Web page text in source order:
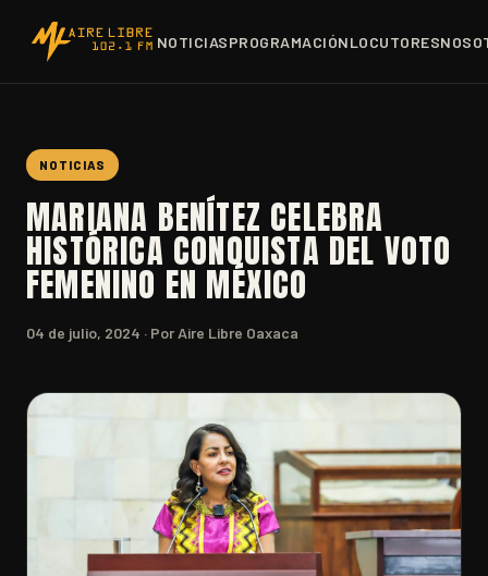
NOTICIASPROGRAMACIÓNLOCUTORES
NOTICIAS
MARIANA BENÍTEZ CELEBRA
HISTÓRICA CONQUISTA DEL VOTO
FEMENINO EN MÉXICO
04 de julio, 2024 · Por Aire Libre Oaxaca